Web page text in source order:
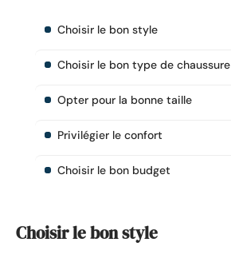
Choisir le bon style
Choisir le bon type de chaussure
Opter pour la bonne taille
Privilégier le confort
Choisir le bon budget
Choisir le bon style